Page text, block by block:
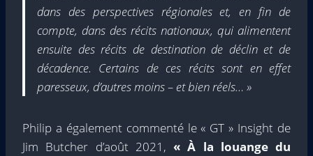
dans des perspectives régionales et, en fin de
compte, dans des récits nationaux, qui alimentent
ensuite des récits de destination de déclin et de
décadence. Certains de ces récits sont en effet
paresseux, d’autres moins – et bien réels… »
Philip a également commenté le « GT » Insight de
Jim Butcher d’août 2021, « À la louange du